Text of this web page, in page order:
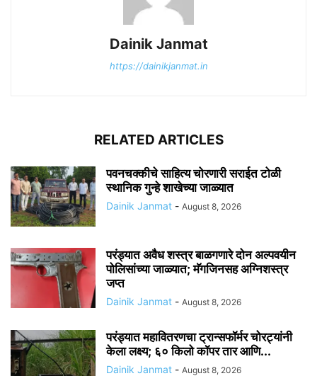
Dainik Janmat
https://dainikjanmat.in
RELATED ARTICLES
पवनचक्कीचे साहित्य चोरणारी सराईत टोळी
स्थानिक गुन्हे शाखेच्या जाळ्यात
Dainik Janmat - August 8, 2026
परंड्यात अवैध शस्त्र बाळगणारे दोन अल्पवयीन
पोलिसांच्या जाळ्यात; मॅगजिनसह अग्निशस्त्र
जप्त
Dainik Janmat - August 8, 2026
परंड्यात महावितरणचा ट्रान्सफॉर्मर चोरट्यांनी
केला लक्ष्य; ६० किलो कॉपर तार आणि...
Dainik Janmat - August 8, 2026